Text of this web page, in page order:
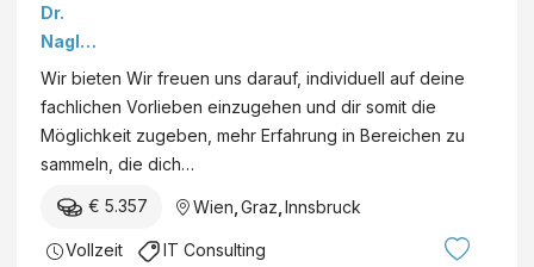
ultant
(m/w/
d)
Banki
ng &
Busin
ess
Analy
sis AT
Dr.
Nagler
&
Comp
any
GmbH
Wir bieten Wir freuen uns darauf, individuell auf deine
fachlichen Vorlieben einzugehen und dir somit die
Möglichkeit zugeben, mehr Erfahrung in Bereichen zu
sammeln, die dich…
€ 5.357 Wien Graz Innsbruck
Vollzeit IT Consulting